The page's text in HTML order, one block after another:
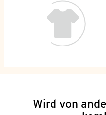
Wird von